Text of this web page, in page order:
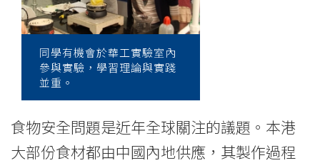
College
International
Education
同學有機會於華工實驗室內
參與實驗，學習理論與實踐
並重。
食物安全問題是近年全球關注的議題。本港
大部份食材都由中國內地供應，其製作過程